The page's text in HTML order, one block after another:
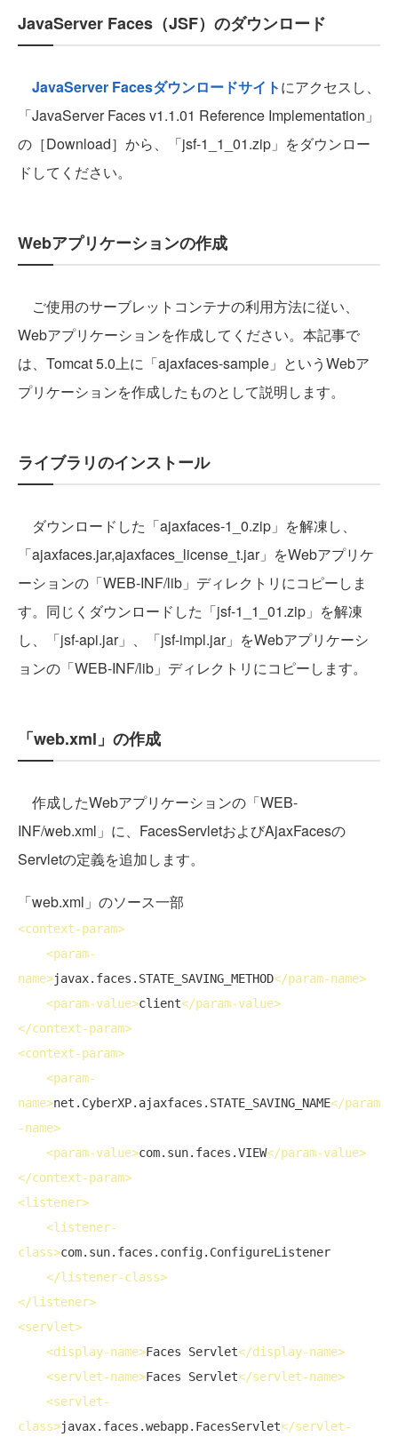
JavaServer Faces（JSF）のダウンロード
JavaServer Facesダウンロードサイトにアクセスし、
「JavaServer Faces v1.1.01 Reference Implementation」
の［Download］から、「jsf-1_1_01.zip」をダウンロー
ドしてください。
Webアプリケーションの作成
ご使用のサーブレットコンテナの利用方法に従い、
Webアプリケーションを作成してください。本記事で
は、Tomcat 5.0上に「ajaxfaces-sample」というWebア
プリケーションを作成したものとして説明します。
ライブラリのインストール
ダウンロードした「ajaxfaces-1_0.zip」を解凍し、
「ajaxfaces.jar,ajaxfaces_license_t.jar」をWebアプリケ
ーションの「WEB-INF/lib」ディレクトリにコピーしま
す。同じくダウンロードした「jsf-1_1_01.zip」を解凍
し、「jsf-api.jar」、「jsf-impl.jar」をWebアプリケーシ
ョンの「WEB-INF/lib」ディレクトリにコピーします。
「web.xml」の作成
作成したWebアプリケーションの「WEB-
INF/web.xml」に、FacesServletおよびAjaxFacesの
Servletの定義を追加します。
「web.xml」のソース一部
<context-param>
<param-
name>javax.faces.STATE_SAVING_METHOD</param-name>
<param-value>client</param-value>
</context-param>
<context-param>
<param-
name>net.CyberXP.ajaxfaces.STATE_SAVING_NAME</param
-name>
<param-value>com.sun.faces.VIEW</param-value>
</context-param>
<listener>
<listener-
class>com.sun.faces.config.ConfigureListener
</listener-class>
</listener>
<servlet>
<display-name>Faces Servlet</display-name>
<servlet-name>Faces Servlet</servlet-name>
<servlet-
class>javax.faces.webapp.FacesServlet</servlet-